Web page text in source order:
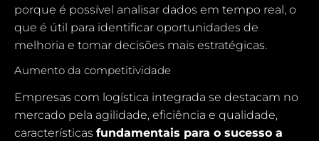
porque é possível analisar dados em tempo real, o
que é útil para identificar oportunidades de
melhoria e tomar decisões mais estratégicas.
Aumento da competitividade
Empresas com logística integrada se destacam no
mercado pela agilidade, eficiência e qualidade,
características fundamentais para o sucesso a